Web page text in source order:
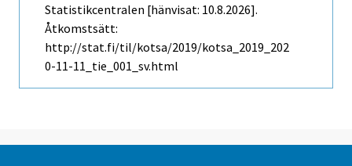
Statistikcentralen [hänvisat: 10.8.2026].
Åtkomstsätt:
http://stat.fi/til/kotsa/2019/kotsa_2019_202
0-11-11_tie_001_sv.html